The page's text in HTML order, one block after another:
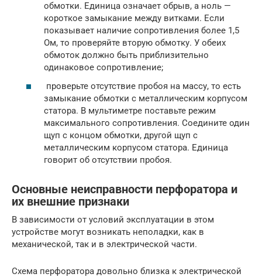
обмотки. Единица означает обрыв, а ноль —
короткое замыкание между витками. Если
показывает наличие сопротивления более 1,5
Ом, то проверяйте вторую обмотку. У обеих
обмоток должно быть приблизительно
одинаковое сопротивление;
проверьте отсутствие пробоя на массу, то есть
замыкание обмотки с металлическим корпусом
статора. В мультиметре поставьте режим
максимального сопротивления. Соедините один
щуп с концом обмотки, другой щуп с
металлическим корпусом статора. Единица
говорит об отсутствии пробоя.
Основные неисправности перфоратора и
их внешние признаки
В зависимости от условий эксплуатации в этом
устройстве могут возникать неполадки, как в
механической, так и в электрической части.
Схема перфоратора довольно близка к электрической